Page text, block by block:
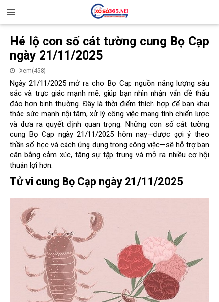
Hé lộ con số cát tường cung Bọ Cạp
ngày 21/11/2025
- Xem(458)
Ngày 21/11/2025 mở ra cho Bọ Cạp nguồn năng lượng sâu
sắc và trực giác mạnh mẽ, giúp bạn nhìn nhận vấn đề thấu
đáo hơn bình thường. Đây là thời điểm thích hợp để bạn khai
thác sức mạnh nội tâm, xử lý công việc mang tính chiến lược
và đưa ra quyết định quan trọng. Những con số cát tường
cung Bọ Cạp ngày 21/11/2025 hôm nay—được gợi ý theo
thần số học và cách ứng dụng trong công việc—sẽ hỗ trợ bạn
cân bằng cảm xúc, tăng sự tập trung và mở ra nhiều cơ hội
thuận lợi hơn.
Tử vi cung Bọ Cạp ngày 21/11/2025